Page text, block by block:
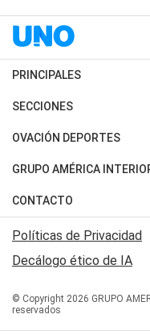
PRINCIPALES
Últimas Noticias
Política
Judiciales
Economia
SECCIONES
Horóscopo
Motores
Trucos caseros
Series y Películas
Edictos y Solicitadas
OVACIÓN DEPORTES
Fútbol
Mundial
Automovilismo
Rugby
Tenis
Básquet
GRUPO AMÉRICA
Canal 7 en Vivo
San Juan 8
CONTACTO
Acerca de Nosotros
Contactanos
Políticas de Privacidad
Decálogo ético de IA
© Copyright 2026 GRUPO
reservados